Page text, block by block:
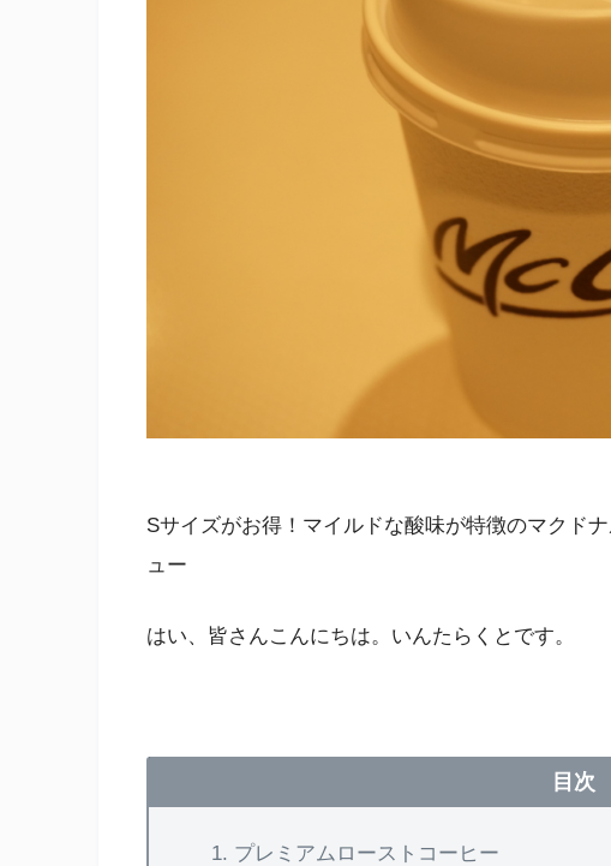
Sサイズがお得！マイルドな酸味が特徴のマクド
ュー
はい、皆さんこんにちは。いんたらくとです。
目次
プレミアムローストコーヒー